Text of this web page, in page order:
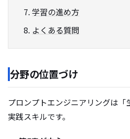
学習の進め方
よくある質問
分野の位置づけ
プロンプトエンジニアリングは「
実践スキルです。